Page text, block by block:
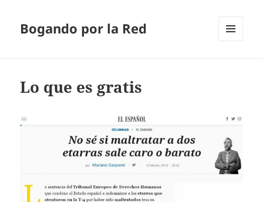
Bogando por la Red
Lo que es gratis